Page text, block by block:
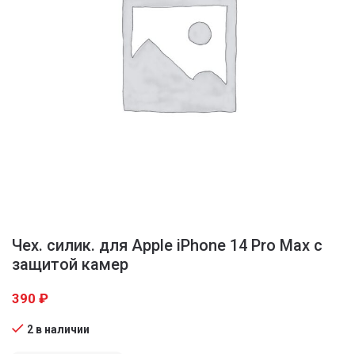
Чех. силик. для Apple iPhone 14 Pro Max с
защитой камер
390 ₽
2 в наличии